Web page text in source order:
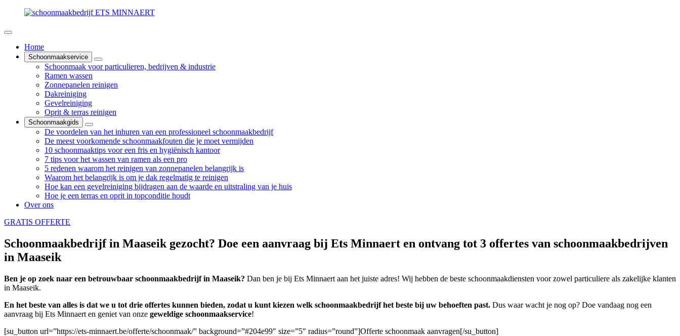
Home
Schoonmaakservice
Schoonmaak voor particulieren, bedrijven & industrie
Ramen wassen
Zonnepanelen reinigen
Dakreiniging
Gevelreiniging
Oprit & terras reinigen
Schoonmaakgids
De voordelen van het inhuren van een professioneel schoonmaakbedrijf
De meest voorkomende schoonmaakfouten die je moet vermijden
10 schoonmaaktips voor een fris en hygiënisch kantoor
7 tips voor het wassen van ramen als een pro
5 redenen waarom het reinigen van zonnepanelen belangrijk is
Waarom het belangrijk is om je dak regelmatig te reinigen
Hoe kan een gevelreiniging bijdragen aan de waarde en uitstraling van je huis
Hoe je een terras en oprit in topconditie houdt
Over ons
GRATIS OFFERTE
Schoonmaakbedrijf in Maaseik gezocht? Doe een aanvraag bij Ets Minnaert en ontvang tot 3 offertes van schoonmaakbedrijven
in Maaseik
Ben je op zoek naar een betrouwbaar schoonmaakbedrijf in Maaseik? Dan ben je bij Ets Minnaert aan het juiste adres! Wij hebben de beste schoonmaakdiensten voor zowel particuliere als zakelijke klanten
in Maaseik.
En het beste van alles is dat we u tot drie offertes kunnen bieden, zodat u kunt kiezen welk schoonmaakbedrijf het beste bij uw behoeften past. Dus waar wacht je nog op? Doe vandaag nog een
aanvraag bij Ets Minnaert en geniet van onze geweldige schoonmaakservice!
[su_button url=”https://ets-minnaert.be/offerte/schoonmaak/” background=”#204e99″ size=”5″ radius=”round”]Offerte schoonmaak aanvragen[/su_button]